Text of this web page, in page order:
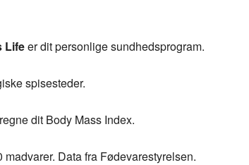
Lifeer dit personlige sundhedsprogram.
spisesteder.
dit Body Mass Index.
Data fra Fødevarestyrelsen.